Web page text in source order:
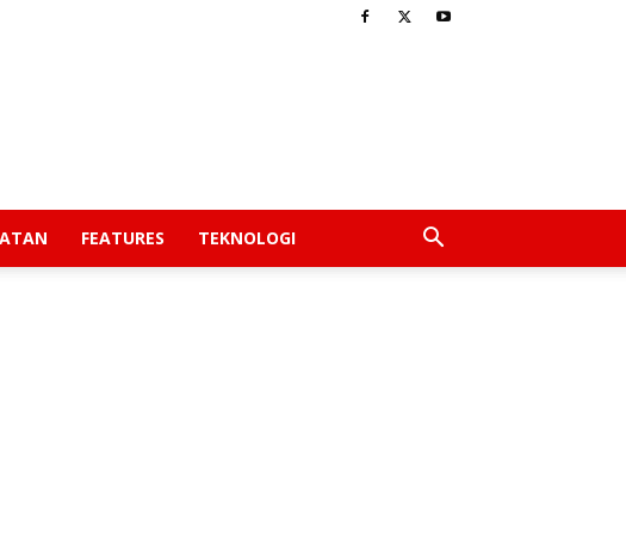
FEATURES TEKNOLOGI